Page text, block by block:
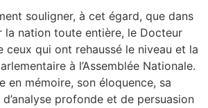
souligner, à cet égard, que dans
la nation toute entière, le Docteur
ceux qui ont rehaussé le niveau et la
à l’Assemblée Nationale.
en mémoire, son éloquence, sa
profonde et de persuasion